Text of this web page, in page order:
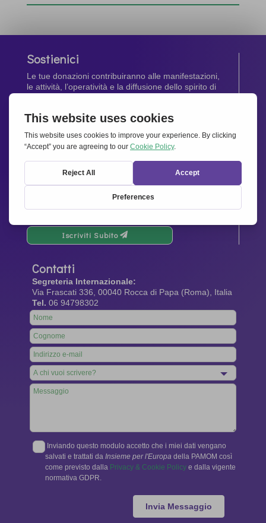
Sostienici
Le tue donazioni contribuiranno alle manifestazioni,
le attività, l’operatività e la diffusione dello spirito di
Newsletter
Rimani aggiornato di tutte le ultime notizie dalla
Iscriviti Subito
Contatti
Segreteria Internazionale:
Via Frascati 336, 00040 Rocca di Papa (Roma), Italia
Tel. 06 94798302
Leave
this
field
blank
Inviando questo modulo accetto che i miei dati vengano
salvati e trattati da Insieme per l'Europa della PAMOM così
come previsto dalla Privacy & Cookie Policy e dalla vigente
normativa GDPR.
Invia Messaggio